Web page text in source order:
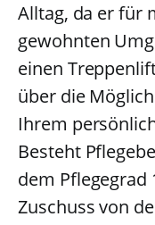
Alltag, da er für
gewohnten
einen
über die
Ihrem
Besteht
dem Pflegegrad
Zuschuss von